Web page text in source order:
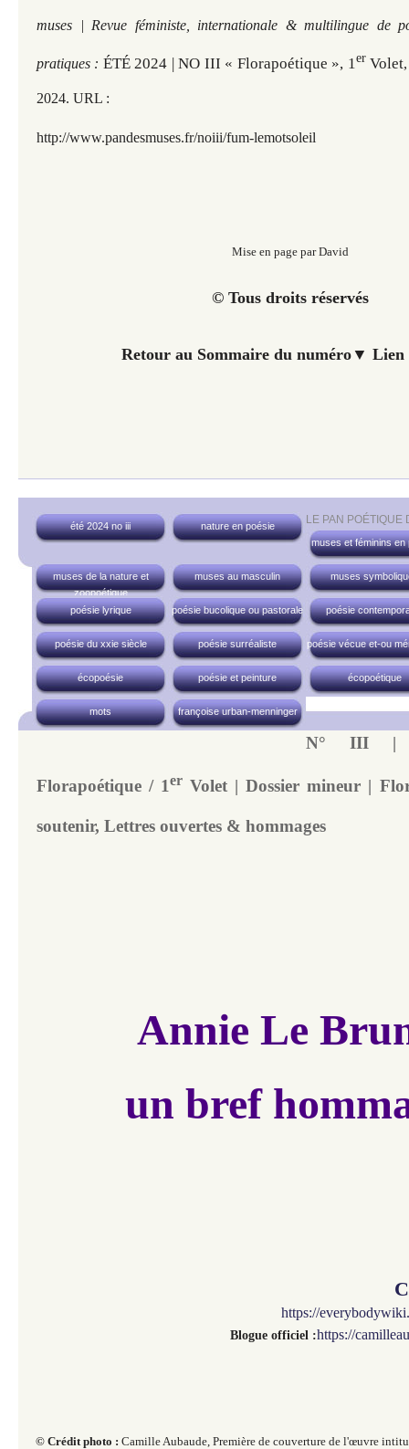
muses | Revue féministe, internationale & multilingue de
pratiques : ÉTÉ 2024 | NO III « Florapoétique », 1erVolet
2024. URL :
http://www.pandesmuses.fr/noiii/fum-lemotsoleil
Mise en page par David
© Tous droits réservés
Retour au Sommaire du numéro▼ Lien
LE PAN POÉTIQUE
été 2024 no iii
nature en poésie
muses et féminins en
muses de la nature et
zoopoétique
muses au masculin muses
poésie lyrique poésie bucolique ou pastorale poésie
poésie du xxie siècle poésie surréaliste poésie vécue et-ou
écopoésie poésie et peinture écopoétique
mots françoise urban-menninger
N° III |
Florapoétique / 1er Volet | Dossier mineur |
soutenir, Lettres ouvertes & hommages
Annie Le
un bref
https://
Blogue officiel :https://
© Crédit photo : Camille Aubaude, Première de couverture de l'œuvre